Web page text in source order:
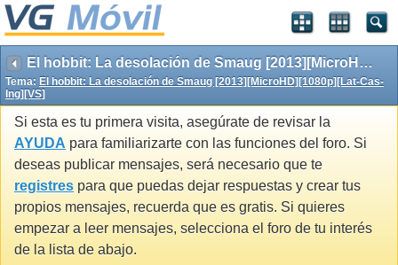
El hobbit: La desolación de Smaug [2013][MicroHD][1080p][Lat-Cas-Ing][VS]
Tema: El hobbit: La desolación de Smaug [2013][MicroHD][1080p][Lat-Cas-
Ing][VS]
Si esta es tu primera visita, asegúrate de revisar la
AYUDA para familiarizarte con las funciones del foro. Si
deseas publicar mensajes, será necesario que te
registres para que puedas dejar respuestas y crear tus
propios mensajes, recuerda que es gratis. Si quieres
empezar a leer mensajes, selecciona el foro de tu interés
de la lista de abajo.